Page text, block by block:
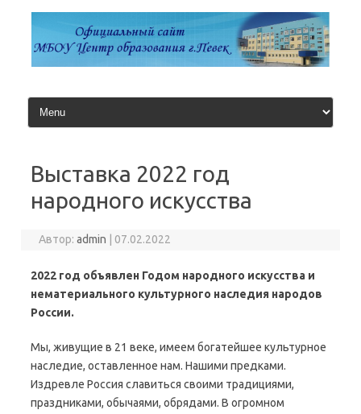
содержимому
Выставка 2022 год
народного искусства
Автор:admin 07.02.2022
2022 год объявлен Годом народного искусства и
нематериального культурного наследия народов
России.
Мы, живущие в 21 веке, имеем богатейшее культурное
наследие, оставленное нам. Нашими предками.
Издревле Россия славиться своими традициями,
праздниками, обычаями, обрядами. В огромном